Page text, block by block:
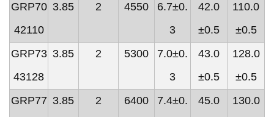
GRP70
42110
3.85 2 4550
6.7±0.
3
42.0
±0.5
110.0
±0.5
GRP73
43128
3.85 2 5300
7.0±0.
3
43.0
±0.5
128.0
±0.5
GRP77 3.85 2 6400
7.4±0.
45.0
130.0